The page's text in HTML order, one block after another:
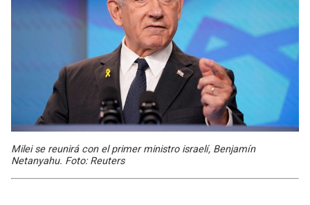
Milei se reunirá con el primer ministro israelí, Benjamín
Netanyahu. Foto: Reuters